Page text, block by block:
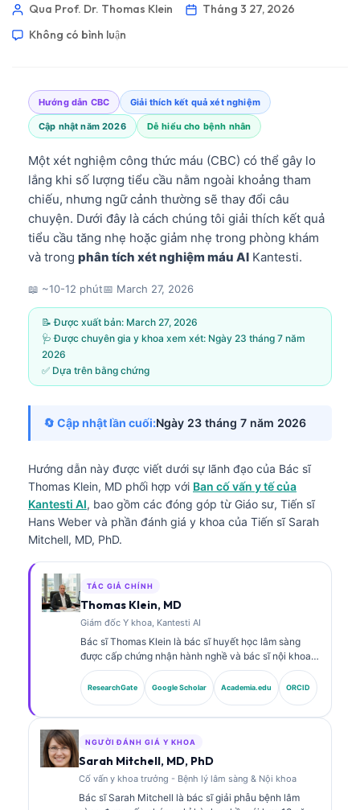
Qua Prof. Dr. Thomas Klein
Tháng 3 27, 2026
Không có bình luận
Hướng dẫn CBC Giải thích kết quả xét nghiệm
Cập nhật năm 2026 Dễ hiểu cho bệnh nhân
Một xét nghiệm công thức máu (CBC) có thể gây lo
lắng khi số lượng tiểu cầu nằm ngoài khoảng tham
chiếu, nhưng ngữ cảnh thường sẽ thay đổi câu
chuyện. Dưới đây là cách chúng tôi giải thích kết quả
tiểu cầu tăng nhẹ hoặc giảm nhẹ trong phòng khám
và trong phân tích xét nghiệm máu AI Kantesti.
📖 ~10-12 phút📅 March 27, 2026
📝 Được xuất bản: March 27, 2026
🩺 Được chuyên gia y khoa xem xét: Ngày 23 tháng 7 năm
2026
✅ Dựa trên bằng chứng
🔄 Cập nhật lần cuối:Ngày 23 tháng 7 năm 2026
Hướng dẫn này được viết dưới sự lãnh đạo của Bác sĩ
Thomas Klein, MD phối hợp với Ban cố vấn y tế của
Kantesti AI, bao gồm các đóng góp từ Giáo sư, Tiến sĩ
Hans Weber và phần đánh giá y khoa của Tiến sĩ Sarah
Mitchell, MD, PhD.
TÁC GIẢ CHÍNH
Thomas Klein, MD
Giám đốc Y khoa, Kantesti AI
Bác sĩ Thomas Klein là bác sĩ huyết học lâm sàng
được cấp chứng nhận hành nghề và bác sĩ nội khoa,
với hơn 15 năm kinh nghiệm trong lĩnh vực y học xét
nghiệm và phân tích lâm sàng có hỗ trợ bởi AI. Với vai
trò Giám đốc Y khoa (Chief Medical Officer) tại
Bác sĩ Klein đã công bố nhiều bài viết về diễn giải
dấu ấn sinh học và chẩn đoán xét nghiệm trong các
ResearchGate Google Scholar Academia.edu ORCID
NGƯỜI ĐÁNH GIÁ Y KHOA
Sarah Mitchell, MD, PhD
Cố vấn y khoa trưởng - Bệnh lý lâm sàng & Nội khoa
Bác sĩ Sarah Mitchell là bác sĩ giải phẫu bệnh lâm